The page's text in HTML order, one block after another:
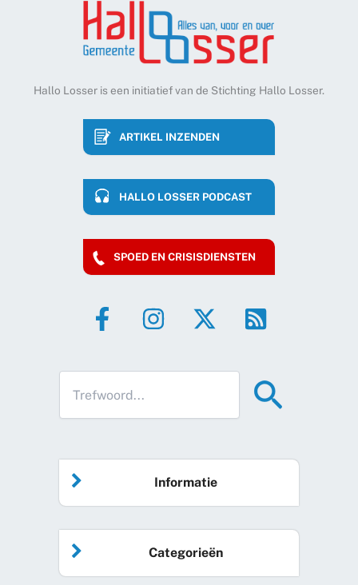
Hallo Losser is een initiatief van de Stichting Hallo Losser.
ARTIKEL INZENDEN
HALLO LOSSER PODCAST
SPOED EN CRISISDIENSTEN
Informatie
Home
Categorieën